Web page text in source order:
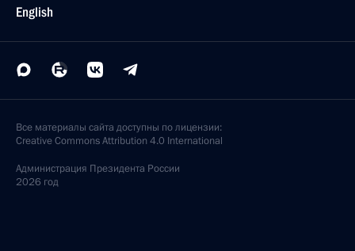
English
Все материалы сайта доступны по лицензии:
Creative Commons Attribution 4.0 International
Администрация Президента России
2026 год